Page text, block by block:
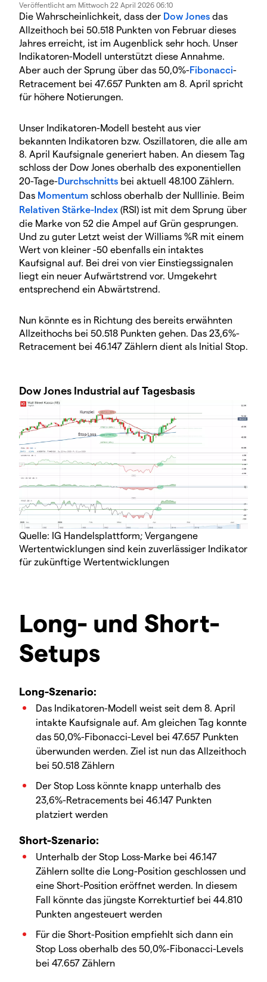
Veröffentlicht am Mittwoch 22 April 2026 06:10
Die Wahrscheinlichkeit, dass der Dow Jones das
Allzeithoch bei 50.518 Punkten von Februar dieses
Jahres erreicht, ist im Augenblick sehr hoch. Unser
Indikatoren-Modell unterstützt diese Annahme.
Aber auch der Sprung über das 50,0%-Fibonacci-
Retracement bei 47.657 Punkten am 8. April spricht
für höhere Notierungen.
Unser Indikatoren-Modell besteht aus vier
bekannten Indikatoren bzw. Oszillatoren, die alle am
8. April Kaufsignale generiert haben. An diesem Tag
schloss der Dow Jones oberhalb des exponentiellen
20-Tage-Durchschnitts bei aktuell 48.100 Zählern.
Das Momentum schloss oberhalb der Nulllinie. Beim
Relativen Stärke-Index (RSI) ist mit dem Sprung über
die Marke von 52 die Ampel auf Grün gesprungen.
Und zu guter Letzt weist der Williams %R mit einem
Wert von kleiner -50 ebenfalls ein intaktes
Kaufsignal auf. Bei drei von vier Einstiegssignalen
liegt ein neuer Aufwärtstrend vor. Umgekehrt
entsprechend ein Abwärtstrend.
Nun könnte es in Richtung des bereits erwähnten
Allzeithochs bei 50.518 Punkten gehen. Das 23,6%-
Retracement bei 46.147 Zählern dient als Initial Stop.
Dow Jones Industrial auf Tagesbasis
Quelle: IG Handelsplattform; Vergangene
Wertentwicklungen sind kein zuverlässiger Indikator
für zukünftige Wertentwicklungen
Long- und Short-
Setups
Long-Szenario:
Das Indikatoren-Modell weist seit dem 8. April
intakte Kaufsignale auf. Am gleichen Tag konnte
das 50,0%-Fibonacci-Level bei 47.657 Punkten
überwunden werden. Ziel ist nun das Allzeithoch
bei 50.518 Zählern
Der Stop Loss könnte knapp unterhalb des
23,6%-Retracements bei 46.147 Punkten
platziert werden
Short-Szenario:
Unterhalb der Stop Loss-Marke bei 46.147
Zählern sollte die Long-Position geschlossen und
eine Short-Position eröffnet werden. In diesem
Fall könnte das jüngste Korrekturtief bei 44.810
Punkten angesteuert werden
Für die Short-Position empfiehlt sich dann ein
Stop Loss oberhalb des 50,0%-Fibonacci-Levels
bei 47.657 Zählern